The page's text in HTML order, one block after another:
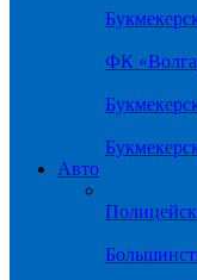
ФК
Авто